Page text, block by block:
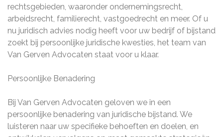
rechtsgebieden, waaronder ondernemingsrecht,
arbeidsrecht, familierecht, vastgoedrecht en meer. Of u
nu juridisch advies nodig heeft voor uw bedrijf of bijstand
zoekt bij persoonlijke juridische kwesties, het team van
Van Gerven Advocaten staat voor u klaar.
Persoonlijke Benadering
Bij Van Gerven Advocaten geloven we in een
persoonlijke benadering van juridische bijstand. We
luisteren naar uw specifieke behoeften en doelen, en